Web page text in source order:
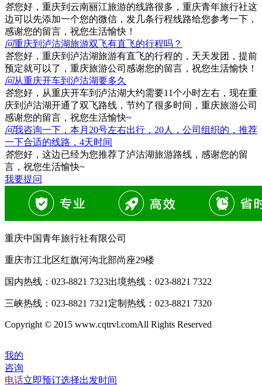
答您好，重庆到云南丽江旅游的线路很多，重庆青年旅行社这
边可以先添加一个您的微信，发几条行程线路给您参考一下，
感谢您的留言，祝您生活愉快！
问重庆到泸沽湖旅游双飞有直飞的行程吗？
答您好，重庆到泸沽湖旅游有直飞的行程的，天天发团，提前
预定就可以了，重庆旅游公司感谢您的留言，祝您生活愉快！
问从重庆开车到泸沽湖要多久
答您好，从重庆开车到泸沽湖大约需要11个小时左右，现在重
庆到泸沽湖开通了双飞路线，节约了很多时间，重庆旅游公司
感谢您的留言，祝您生活愉快~
问我咨询一下，本月20号左右出行，20人，公司组织的，推荐
一下合适的线路，4天时间
答您好，这边已经为您推荐了泸沽湖旅游路线，感谢您的留
言，祝您生活愉快~
我要提问
重庆中国青年旅行社有限公司
重庆市江北区红旗河沟北部尚座29楼
国内热线： 023-8821 7323出境热线： 023-8821 7322
三峡热线： 023-8821 7321 定制热线： 023-8821 7320
Copyright © 2015 www.cqtrvl.comAll Rights Reserved
我的
咨询
电话立即预订选择出发时间